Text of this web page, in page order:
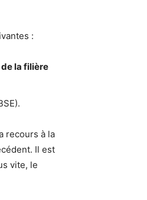
:
la filière
recours à la
Il est
vite, le